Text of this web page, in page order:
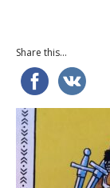
Share this...